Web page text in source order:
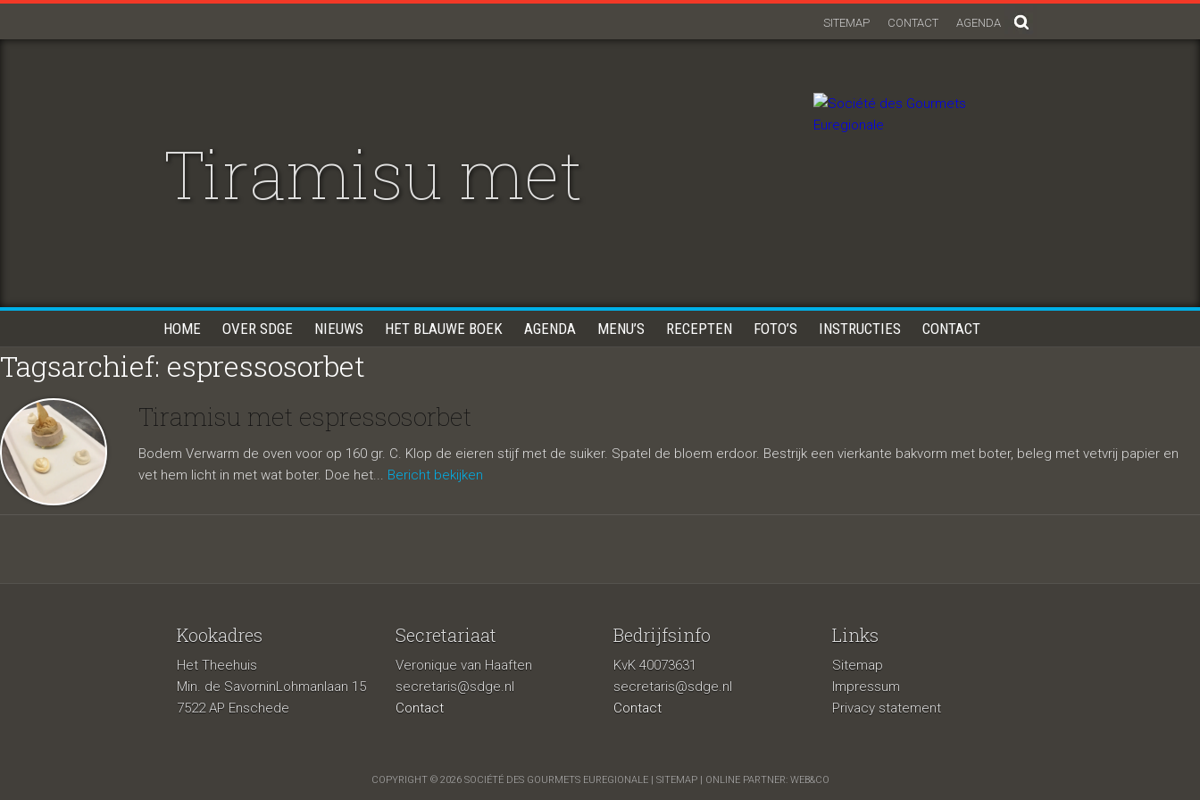
AGENDA
CONTACT
SITEMAP
Tiramisu met
espressosorbet
HOME OVER SDGE NIEUWS HET BLAUWE BOEK AGENDA MENU’S RECEPTEN FOTO’S INSTRUCTIES CONTACT
Tagsarchief: espressosorbet
Tiramisu met espressosorbet
Bodem Verwarm de oven voor op 160 gr. C. Klop de eieren stijf met de suiker. Spatel de bloem erdoor. Bestrijk een vierkante bakvorm met boter, beleg met vetvrij papier en
vet hem licht in met wat boter. Doe het... Bericht bekijken
Kookadres
Het Theehuis
Min. de SavorninLohmanlaan 15
7522 AP Enschede
Secretariaat
Veronique van Haaften
secretaris@sdge.nl
Contact
Bedrijfsinfo
KvK 40073631
secretaris@sdge.nl
Contact
Links
Sitemap
Impressum
Privacy statement
COPYRIGHT © 2026 SOCIÉTÉ DES GOURMETS EUREGIONALE | SITEMAP| ONLINE PARTNER: WEB&CO